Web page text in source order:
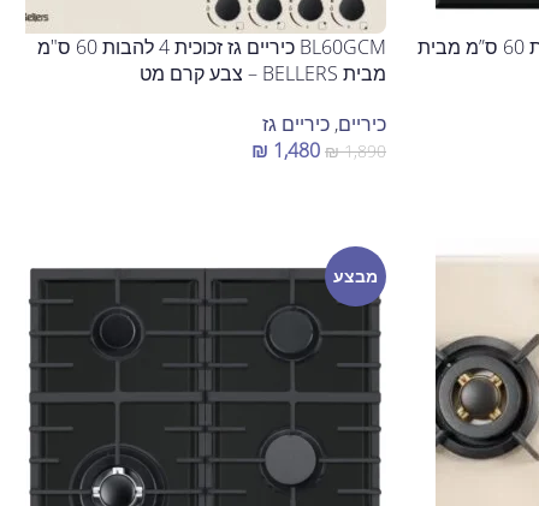
BL60BG כיריים גז זכוכית 4 להבות 60 ס”מ מבית
BL60GCM כיריים גז זכוכית 4 להבות 60 ס"מ
מבית BELLERS – צבע קרם מט
כיריים, כיריים גז
₪1,890
₪ 1,480
מבצע